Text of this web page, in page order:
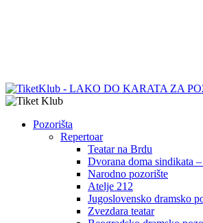
Pozorišta
Repertoar
Teatar na Brdu
Dvorana doma sindikata
Narodno pozorište
Atelje 212
Jugoslovensko dramsko
Zvezdara teatar